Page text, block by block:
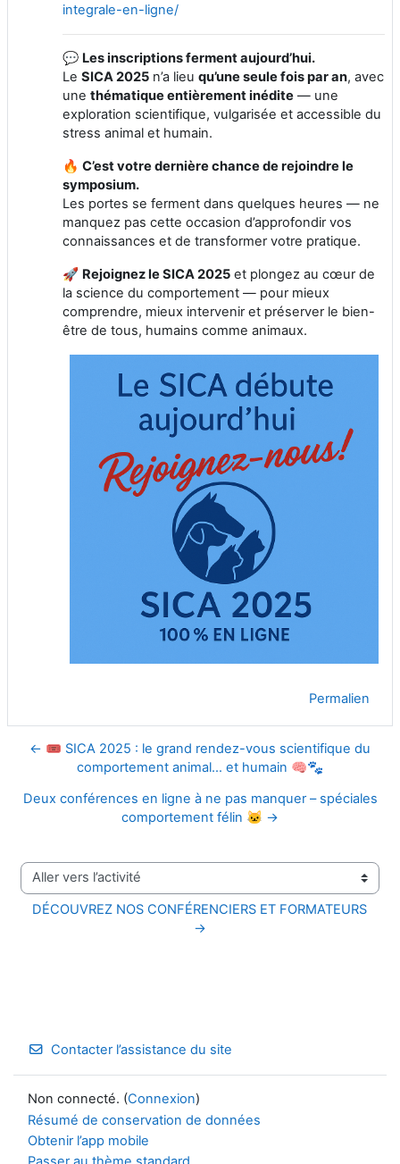
integrale-en-ligne/
💬 Les inscriptions ferment aujourd’hui.
Le SICA 2025 n’a lieu qu’une seule fois par an, avec
une thématique entièrement inédite — une
exploration scientifique, vulgarisée et accessible du
stress animal et humain.
🔥 C’est votre dernière chance de rejoindre le
symposium.
Les portes se ferment dans quelques heures — ne
manquez pas cette occasion d’approfondir vos
connaissances et de transformer votre pratique.
🚀 Rejoignez le SICA 2025 et plongez au cœur de
la science du comportement — pour mieux
comprendre, mieux intervenir et préserver le bien-
être de tous, humains comme animaux.
Permalien
← 🎟️ SICA 2025 : le grand rendez-vous scientifique du
comportement animal… et humain 🧠🐾
Deux conférences en ligne à ne pas manquer – spéciales
comportement félin 🐱 →
Aller vers l’activité
DÉCOUVREZ NOS CONFÉRENCIERS ET FORMATEURS
→
Contacter l’assistance du site
Non connecté. (Connexion)
Résumé de conservation de données
Obtenir l’app mobile